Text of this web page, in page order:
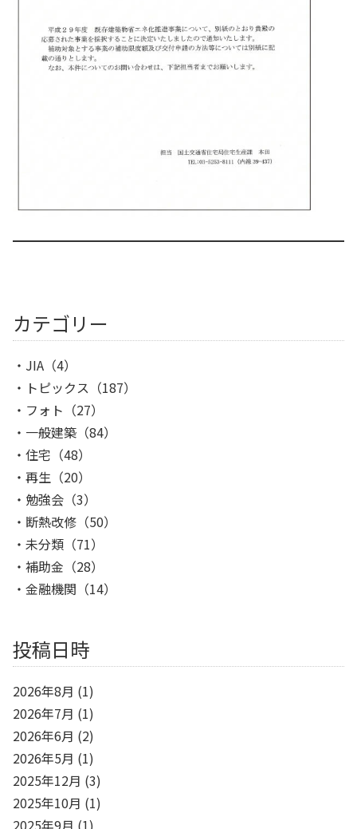
カテゴリー
JIA （4）
トピックス （187）
フォト （27）
一般建築 （84）
住宅 （48）
再生 （20）
勉強会 （3）
断熱改修 （50）
未分類 （71）
補助金 （28）
金融機関 （14）
投稿日時
2026年8月 (1)
2026年7月 (1)
2026年6月 (2)
2026年5月 (1)
2025年12月 (3)
2025年10月 (1)
2025年9月 (1)